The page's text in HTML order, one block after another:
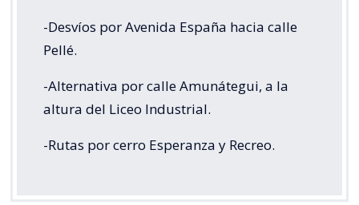
-Desvíos por Avenida España hacia calle
Pellé.
-Alternativa por calle Amunátegui, a la
altura del Liceo Industrial.
-Rutas por cerro Esperanza y Recreo.